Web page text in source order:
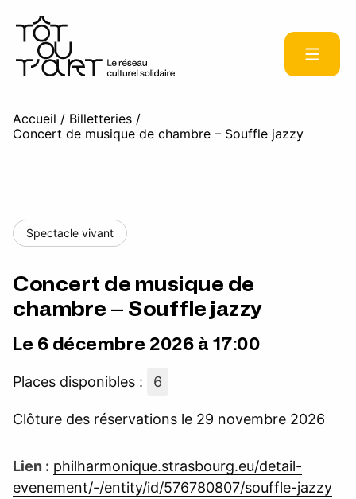
Accueil / Billetteries /
Concert de musique de chambre – Souffle jazzy
Spectacle vivant
Concert de musique de
chambre – Souffle jazzy
Le 6 décembre 2026 à 17:00
Places disponibles : 6
Clôture des réservations le 29 novembre 2026
Lien : philharmonique.strasbourg.eu/detail-
evenement/-/entity/id/576780807/souffle-jazzy